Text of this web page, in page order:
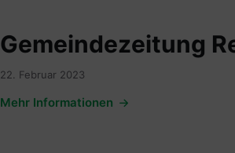
Gemeindezeitung
22. Februar 2023
Mehr Informationen